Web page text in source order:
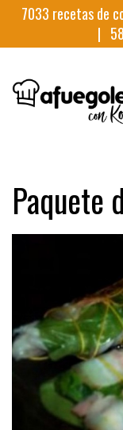
7033 recetas de
|
Paquete